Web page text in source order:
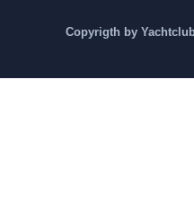
Copyrigth by